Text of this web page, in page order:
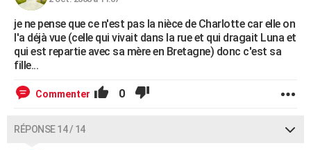
je ne pense que ce n'est pas la nièce de Charlotte car elle on
l'a déjà vue (celle qui vivait dans la rue et qui dragait Luna et
qui est repartie avec sa mère en Bretagne) donc c'est sa
fille...
Commenter 0
RÉPONSE 14 / 14